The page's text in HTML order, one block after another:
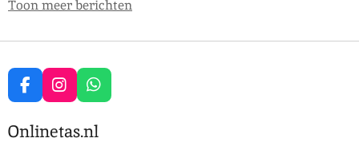
Toon meer berichten
F
a
c
e
I
n
t
W
h
a
t
Onlinetas.nl